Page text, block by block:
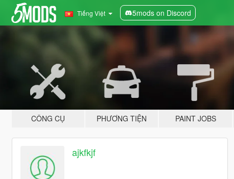
Tiếng Việt 5mods on Discord
CÔNG CỤ PHƯƠNG TIỆN PAINT JOBS
ajkfkjf